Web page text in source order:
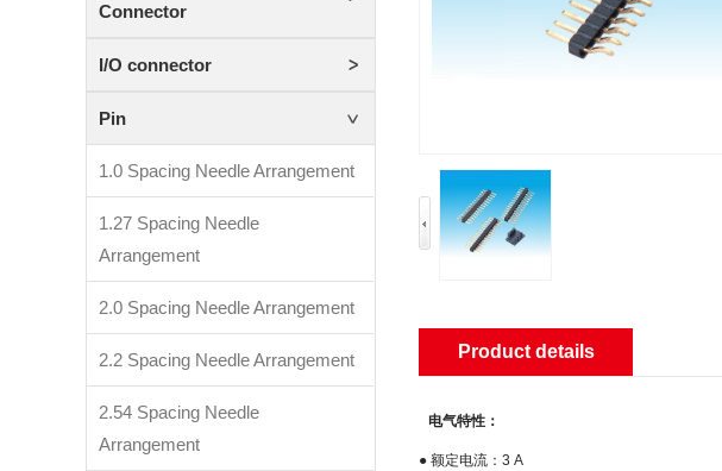
Connector
I/O connector
Pin
1.0 Spacing Needle Arrangement
1.27 Spacing Needle
Arrangement
2.0 Spacing Needle Arrangement
2.2 Spacing Needle Arrangement
2.54 Spacing Needle
Arrangement
Product details
电气特性：
● 额定电流： 3 A